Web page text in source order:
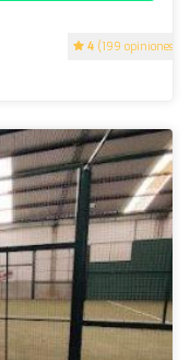
4 (199 opiniones)